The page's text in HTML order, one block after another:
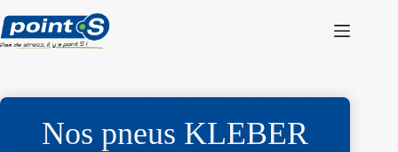
au
contenu
Nos pneus KLEBER